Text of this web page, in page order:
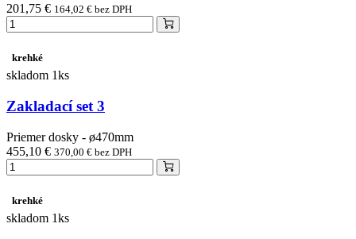
201,75 € 164,02 € bez DPH
krehké
skladom 1ks
Zakladací set 3
Priemer dosky - ø470mm
455,10 € 370,00 € bez DPH
krehké
skladom 1ks